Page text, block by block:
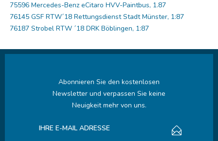
75596 Mercedes-Benz eCitaro HVV-Paintbus, 1.87
76145 GSF RTW´18 Rettungsdienst Stadt Münster, 1:87
76187 Strobel RTW ´18 DRK Böblingen, 1:87
Abonnieren Sie den kostenlosen
Newsletter und verpassen Sie keine
Neuigkeit mehr von uns.